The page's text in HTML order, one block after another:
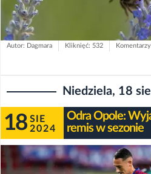
Autor: Dagmara Kliknięć: 532
Niedziela, 18
18 SIE
2024
Odra Opole:
remis w sezonie